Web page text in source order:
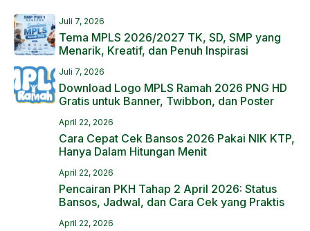
Juli 7, 2026
Tema MPLS 2026/2027 TK, SD, SMP yang
Menarik, Kreatif, dan Penuh Inspirasi
Juli 7, 2026
Download Logo MPLS Ramah 2026 PNG HD
Gratis untuk Banner, Twibbon, dan Poster
April 22, 2026
Cara Cepat Cek Bansos 2026 Pakai NIK KTP,
Hanya Dalam Hitungan Menit
April 22, 2026
Pencairan PKH Tahap 2 April 2026: Status
Bansos, Jadwal, dan Cara Cek yang Praktis
April 22, 2026